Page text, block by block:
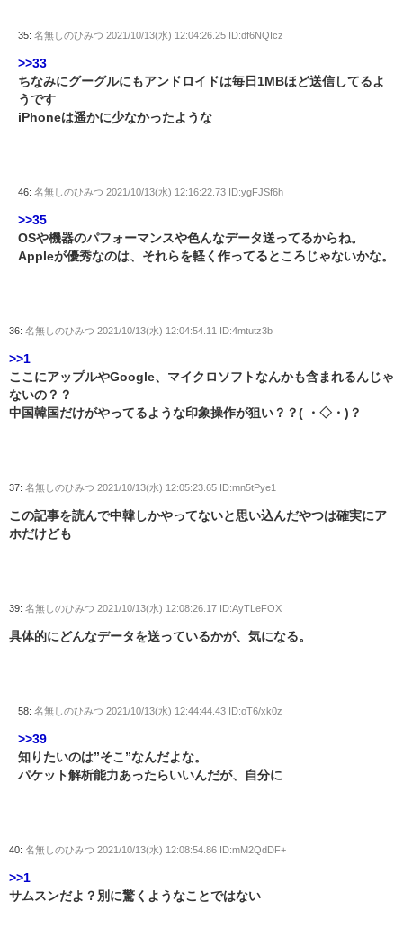
35: 名無しのひみつ 2021/10/13(水) 12:04:26.25 ID:df6NQIcz
>>33
ちなみにグーグルにもアンドロイドは毎日1MBほど送信してるよ
うです
iPhoneは遥かに少なかったような
46: 名無しのひみつ 2021/10/13(水) 12:16:22.73 ID:ygFJSf6h
>>35
OSや機器のパフォーマンスや色んなデータ送ってるからね。
Appleが優秀なのは、それらを軽く作ってるところじゃないかな。
36: 名無しのひみつ 2021/10/13(水) 12:04:54.11 ID:4mtutz3b
>>1
ここにアップルやGoogle、マイクロソフトなんかも含まれるんじゃ
ないの？？
中国韓国だけがやってるような印象操作が狙い？？( ・◇・)？
37: 名無しのひみつ 2021/10/13(水) 12:05:23.65 ID:mn5tPye1
この記事を読んで中韓しかやってないと思い込んだやつは確実にア
ホだけども
39: 名無しのひみつ 2021/10/13(水) 12:08:26.17 ID:AyTLeFOX
具体的にどんなデータを送っているかが、気になる。
58: 名無しのひみつ 2021/10/13(水) 12:44:44.43 ID:oT6/xk0z
>>39
知りたいのは”そこ”なんだよな。
パケット解析能力あったらいいんだが、自分に
40: 名無しのひみつ 2021/10/13(水) 12:08:54.86 ID:mM2QdDF+
>>1
サムスンだよ？別に驚くようなことではない